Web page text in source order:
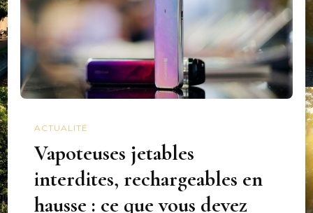
ACTUALITÉ
Vapoteuses jetables
interdites, rechargeables en
hausse : ce que vous devez